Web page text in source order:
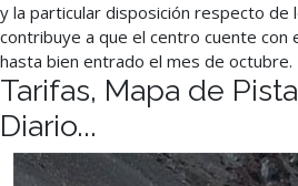
y la particular disposición respecto de
contribuye a que el centro cuente con
hasta bien entrado el mes de octubre.
Tarifas, Mapa de
Diario...